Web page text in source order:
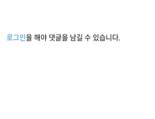
로그인을 해야 댓글을 남길 수 있습니다.